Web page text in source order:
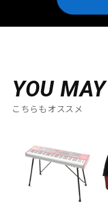
YOU
こちらもオススメ